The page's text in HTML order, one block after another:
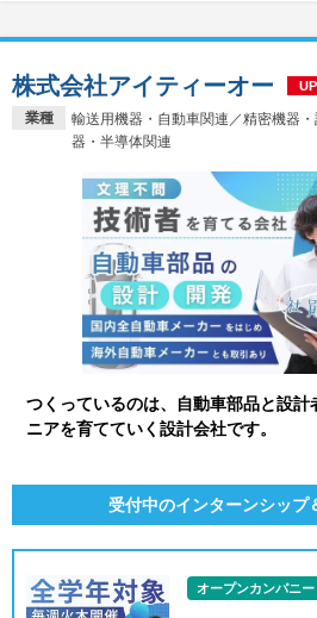
業種
輸送用機器・自動車関連／精密機器
器・半導体関連
株式会社アイティーオー
つくっているのは、自動車部品と設
ニアを育てていく設計会社です。
受付中のインターンシップ
オープンカンパニ